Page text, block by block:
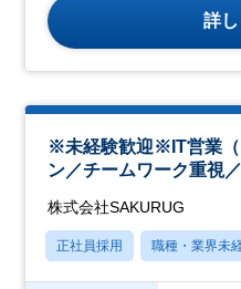
詳
※未経験歓迎※IT営業（
ン／チームワーク重視
株式会社SAKURUG
正社員採用 職種・業界未